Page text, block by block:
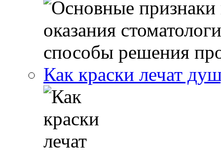
Как краски лечат